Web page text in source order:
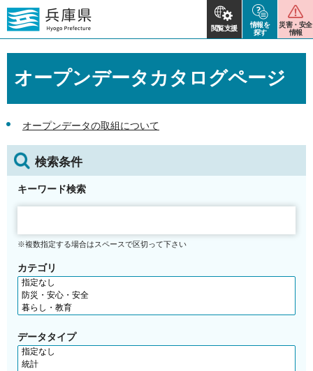
閲覧支援
情報を
探す
災害・安全
情報
オープンデータカタログページ
オープンデータの取組について
検索条件
キーワード検索
※複数指定する場合はスペースで区切って下さい
カテゴリ
データタイプ